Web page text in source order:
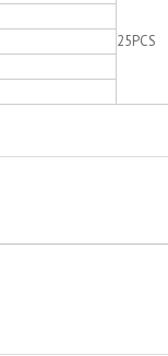
25PCS